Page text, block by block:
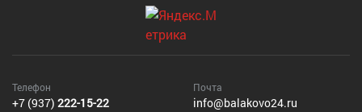
Телефон
+7 (937) 222-15-22
Почта
info@balakovo24.ru